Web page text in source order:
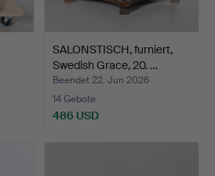
SALONSTISCH, furniert,
Swedish Grace, 20. …
Beendet 22. Jun 2026
14 Gebote
486 USD